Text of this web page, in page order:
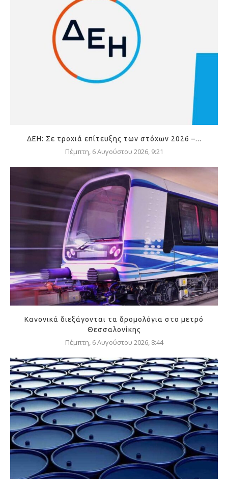
ΔΕΗ: Σε τροχιά επίτευξης των στόχων 2026 –...
Πέμπτη, 6 Αυγούστου 2026, 9:21
Κανονικά διεξάγονται τα δρομολόγια στο μετρό
Θεσσαλονίκης
Πέμπτη, 6 Αυγούστου 2026, 8:44